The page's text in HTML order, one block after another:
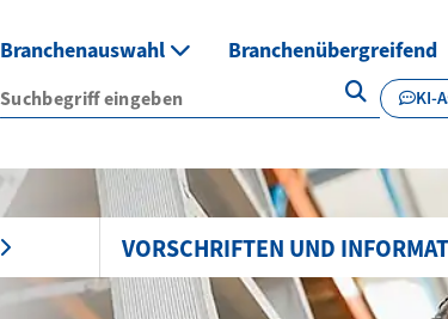
Branchenauswahl Branchenübergreifend
KI-
VORSCHRIFTEN UND